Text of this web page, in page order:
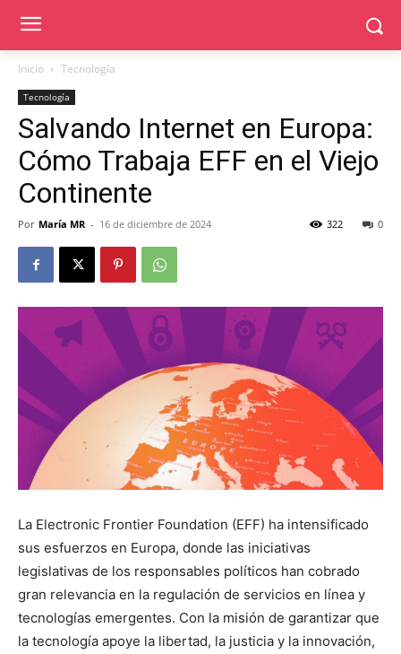
Inicio Tecnología
Tecnología
Salvando Internet en Europa:
Cómo Trabaja EFF en el Viejo
Continente
Por María MR - 16 de diciembre de 2024 0
322
La Electronic Frontier Foundation (EFF) ha intensificado
sus esfuerzos en Europa, donde las iniciativas
legislativas de los responsables políticos han cobrado
gran relevancia en la regulación de servicios en línea y
tecnologías emergentes. Con la misión de garantizar que
la tecnología apoye la libertad, la justicia y la innovación,